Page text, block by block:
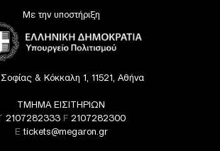
Με την υποστήριξη
& Κόκκαλη 1, 11521, Αθήνα
ΤΜΗΜΑ ΕΙΣΙΤΗΡΙΩΝ
2107282333 F 2107282300
Etickets@megaron.gr